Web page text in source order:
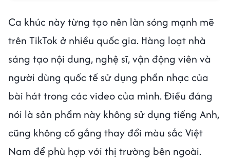
Ca khúc này từng tạo nên làn sóng mạnh mẽ
trên TikTok ở nhiều quốc gia. Hàng loạt nhà
sáng tạo nội dung, nghệ sĩ, vận động viên và
người dùng quốc tế sử dụng phần nhạc của
bài hát trong các video của mình. Điều đáng
nói là sản phẩm này không sử dụng tiếng Anh,
cũng không cố gắng thay đổi màu sắc Việt
Nam để phù hợp với thị trường bên ngoài.